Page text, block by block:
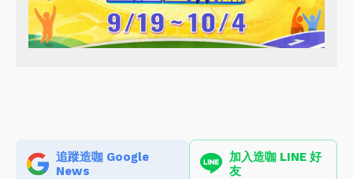
追蹤造咖 Google
News
加入造咖 LINE 好
友